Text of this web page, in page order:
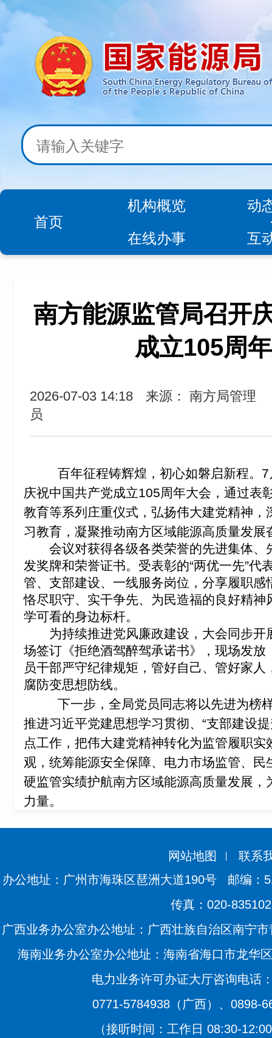
首页
机构概览
动
在线办事
互
南方能源监管局召开
成立105周
2026-07-03 14:18
来源： 南方局管理
员
百年征程铸辉煌，初心如磐启新程。 7
庆祝中国共产党成立105周年大会，通过表
教育等系列庄重仪式，弘扬伟大建党精神
习教育，凝聚推动南方区域能源高质量发展
会议对获得各级各类荣誉的先进集体
发奖牌和荣誉证书。受表彰的“两优一先”代
管、支部建设、一线服务岗位，分享履职
恪尽职守、实干争先、为民造福的良好精神
学可看的身边标杆。
为持续推进党风廉政建设，大会同步
场签订《拒绝酒驾醉驾承诺书》，现场发
员干部严守纪律规矩，管好自己、管好家
腐防变思想防线。
下一步，全局党员同志将以先进为榜
推进习近平党建思想学习贯彻、 “支部建设
点工作，把伟大建党精神转化为监管履职
观，统筹能源安全保障、电力市场监管、
硬监管实绩护航南方区域能源高质量发展
力量。
网站地图
联系
办公地址：广州市海珠区琶洲大道190号
邮编：
传真：020-
广西业务办公室办公地址：广西壮族自治区南宁
海南业务办公室办公地址：海南省海口市龙华
电力业务许可办证大厅咨询电话
0771-5784938（广西）、0898-
（接听时间：工作日 08:30-